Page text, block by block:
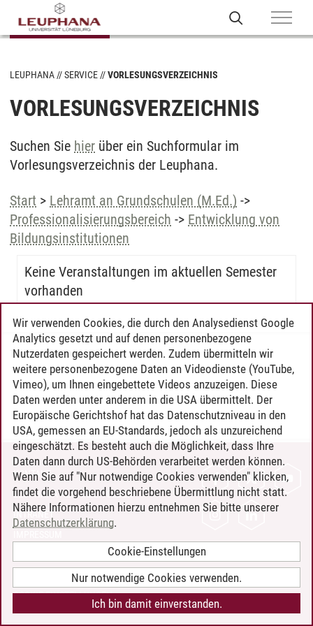
LEUPHANA SERVICE VORLESUNGSVERZEICHNIS
VORLESUNGSVERZEICHNIS
Suchen Sie hier über ein Suchformular im
Vorlesungsverzeichnis der Leuphana.
Start > Lehramt an Grundschulen (M.Ed.) ->
Professionalisierungsbereich -> Entwicklung von
Bildungsinstitutionen
Keine Veranstaltungen im aktuellen Semester
vorhanden
Timo Leder/30.06.2024
KONTAKT
LEUPHANA ALS ARBEITGEBER
INTRANET
BARRIEREFREIHEIT
COOKIE-EINSTELLUNGEN
Wir verwenden Cookies, die durch den Analysedienst Google
Analytics gesetzt und auf denen personenbezogene
Nutzerdaten gespeichert werden. Zudem übermitteln wir
weitere personenbezogene Daten an Videodienste (YouTube,
Vimeo), um Ihnen eingebettete Videos anzuzeigen. Diese
Daten werden unter anderem in die USA übermittelt. Der
Europäische Gerichtshof hat das Datenschutzniveau in den
USA, gemessen an EU-Standards, jedoch als unzureichend
eingeschätzt. Es besteht auch die Möglichkeit, dass Ihre
Daten dann durch US-Behörden verarbeitet werden können.
Wenn Sie auf "Nur notwendige Cookies verwenden" klicken,
findet die vorgehend beschriebene Übermittlung nicht statt.
Nähere Informationen hierzu entnehmen Sie bitte unserer
Datenschutzerklärung.
Cookie-Einstellungen
Nur notwendige Cookies verwenden.
Ich bin damit einverstanden.